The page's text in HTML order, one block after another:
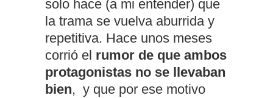
solo hace (a mi entender) que
la trama se vuelva aburrida y
repetitiva. Hace unos meses
corrió el rumor de que ambos
protagonistas no se llevaban
bien, y que por ese motivo